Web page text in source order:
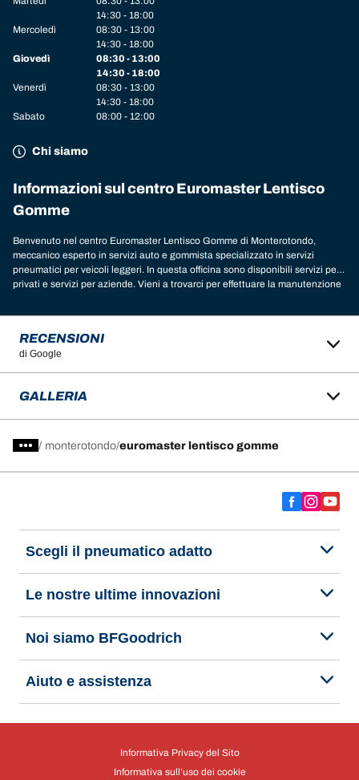
14:30 - 18:00
Mercoledì
08:30 - 13:00
14:30 - 18:00
Giovedì
08:30 - 13:00
14:30 - 18:00
Venerdì
08:30 - 13:00
14:30 - 18:00
Sabato
08:00 - 12:00
Chi siamo
Informazioni sul centro Euromaster Lentisco
Gomme
Benvenuto nel centro Euromaster Lentisco Gomme di Monterotondo,
meccanico esperto in servizi auto e gommista specializzato in servizi
pneumatici per veicoli leggeri. In questa officina sono disponibili servizi per
privati e servizi per aziende. Vieni a trovarci per effettuare la manutenzione
mezzi agricoli, mezzi industriali. Nella nostra officina a Monterotondo, puoi
consiglio ai nostri esperti per scoprire il modello e le dimensioni delle
gomme più adatte alle tue esigenze. Nell’officina sono disponibili le migliori
marche per il tuo veicolo:gomme Michelin,BFGoodrich,Tigar,Nexen,
Austone,Cooper
appuntamento o richiedi un preventivo per il servizio che cerchi.
RECENSIONI
di Google
GALLERIA
/ monterotondo euromaster lentisco gomme
Scegli il pneumatico adatto
Le nostre ultime innovazioni
Noi siamo BFGoodrich
Aiuto e assistenza
Informativa Privacy del Sito
Informativa sull’uso dei cookie